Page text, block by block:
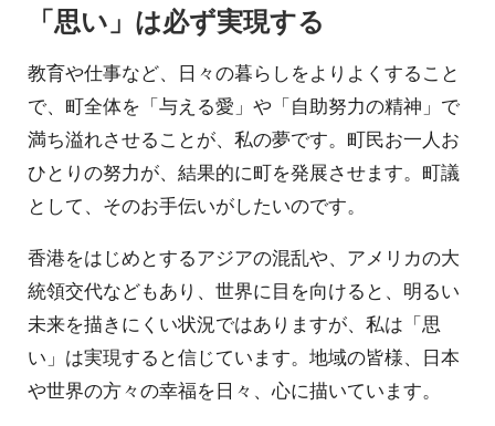
「思い」は必ず実現する
教育や仕事など、日々の暮らしをよりよくすること
で、町全体を「与える愛」や「自助努力の精神」で
満ち溢れさせることが、私の夢です。町民お一人お
ひとりの努力が、結果的に町を発展させます。町議
として、そのお手伝いがしたいのです。
香港をはじめとするアジアの混乱や、アメリカの大
統領交代などもあり、世界に目を向けると、明るい
未来を描きにくい状況ではありますが、私は「思
い」は実現すると信じています。地域の皆様、日本
や世界の方々の幸福を日々、心に描いています。